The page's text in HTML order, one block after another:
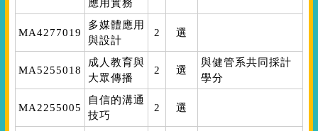
應用實務
MA4277019
多媒體應用
與設計
2 選
MA5255018
成人教育與
大眾傳播
2 選
與健管系共同採計
學分
MA2255005
自信的溝通
技巧
2 選